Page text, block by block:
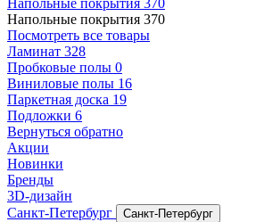
Напольные покрытия 370
Напольные покрытия 370
Посмотреть все товары
Ламинат 328
Пробковые полы 0
Виниловые полы 16
Паркетная доска 19
Подложки 6
Вернуться обратно
Акции
Новинки
Бренды
3D-дизайн
Санкт-Петербург
Санкт-Петербург